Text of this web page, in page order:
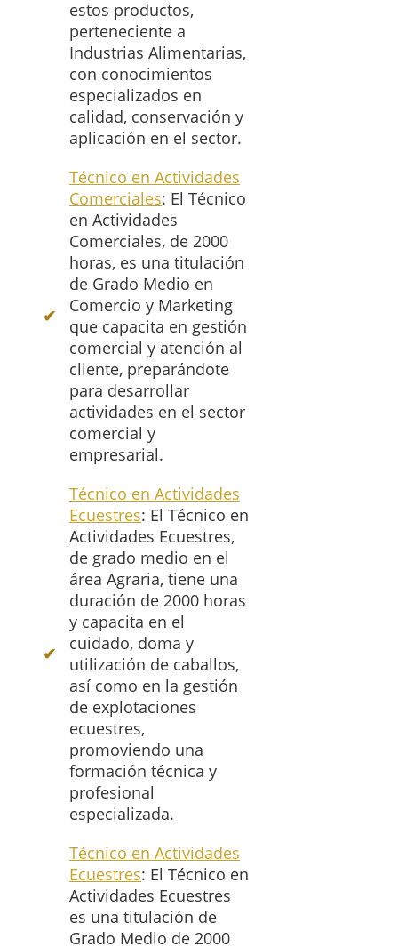
estos productos,
perteneciente a
Industrias Alimentarias,
con conocimientos
especializados en
calidad, conservación y
aplicación en el sector.
Técnico en Actividades
Comerciales: El Técnico
en Actividades
Comerciales, de 2000
horas, es una titulación
de Grado Medio en
Comercio y Marketing
que capacita en gestión
comercial y atención al
cliente, preparándote
para desarrollar
actividades en el sector
comercial y
empresarial.
Técnico en Actividades
Ecuestres: El Técnico en
Actividades Ecuestres,
de grado medio en el
área Agraria, tiene una
duración de 2000 horas
y capacita en el
cuidado, doma y
utilización de caballos,
así como en la gestión
de explotaciones
ecuestres,
promoviendo una
formación técnica y
profesional
especializada.
Técnico en Actividades
Ecuestres: El Técnico en
Actividades Ecuestres
es una titulación de
Grado Medio de 2000